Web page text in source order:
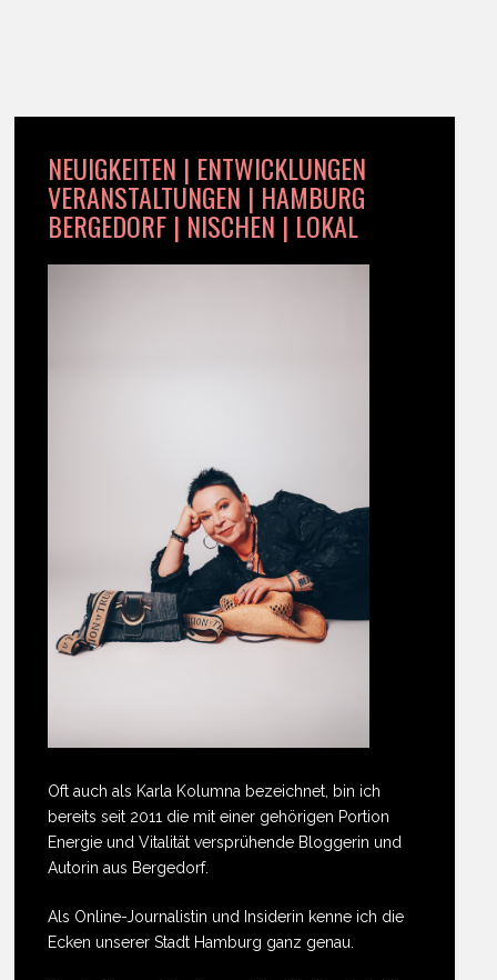
NEUIGKEITEN | ENTWICKLUNGEN
VERANSTALTUNGEN | HAMBURG
BERGEDORF | NISCHEN | LOKAL
Oft auch als Karla Kolumna bezeichnet, bin ich
bereits seit 2011 die mit einer gehörigen Portion
Energie und Vitalität versprühende Bloggerin und
Autorin aus Bergedorf.
Als Online-Journalistin und Insiderin kenne ich die
Ecken unserer Stadt Hamburg ganz genau.